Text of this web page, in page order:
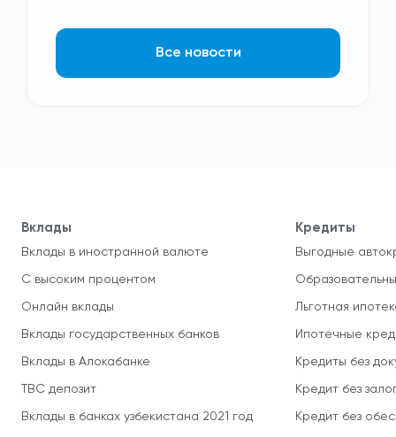
Все новости
Вклады
Вклады в иностранной валюте
С высоким процентом
Онлайн вклады
Вклады государственных банков
Вклады в Алокабанке
TBC депозит
Вклады в банках узбекистана 2021 год
Кредиты
Выгодные
Льготная
Ипотечные
Кредиты без
Кредит без
Кредит без